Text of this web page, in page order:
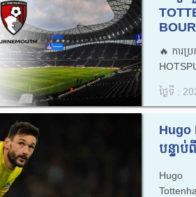
🔥ការ
ថ្ងៃទី :
Hugo
បន្ទា
Hugo